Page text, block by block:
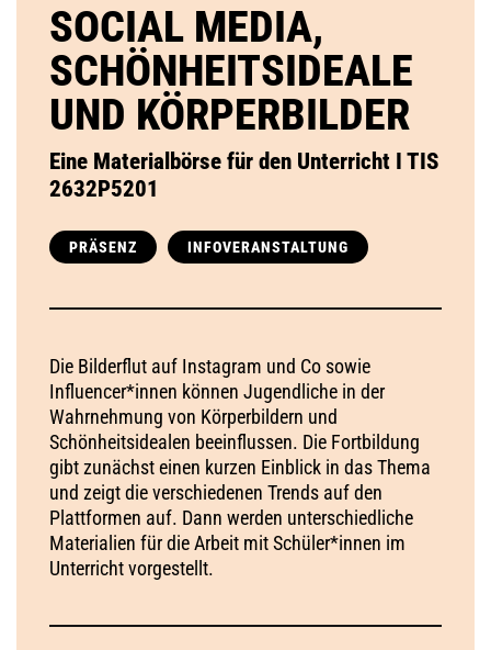
SOCIAL MEDIA,
SCHÖNHEITSIDEALE
UND KÖRPERBILDER
Eine Materialbörse für den Unterricht I TIS
2632P5201
PRÄSENZ INFOVERANSTALTUNG
Die Bilderflut auf Instagram und Co sowie
Influencer*innen können Jugendliche in der
Wahrnehmung von Körperbildern und
Schönheitsidealen beeinflussen. Die Fortbildung
gibt zunächst einen kurzen Einblick in das Thema
und zeigt die verschiedenen Trends auf den
Plattformen auf. Dann werden unterschiedliche
Materialien für die Arbeit mit Schüler*innen im
Unterricht vorgestellt.